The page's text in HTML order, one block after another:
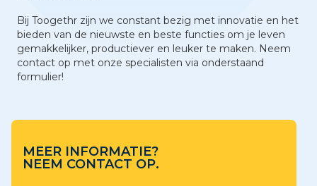
Bij Toogethr zijn we constant bezig met innovatie en het
bieden van de nieuwste en beste functies om je leven
gemakkelijker, productiever en leuker te maken. Neem
contact op met onze specialisten via onderstaand
formulier!
MEER INFORMATIE?
NEEM CONTACT OP.